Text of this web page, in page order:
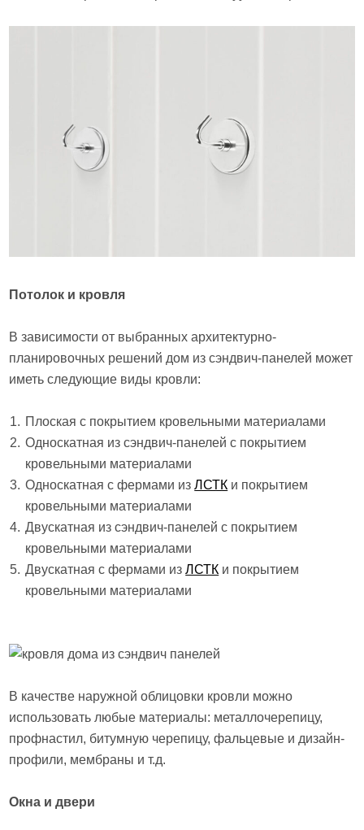
Потолок и кровля
В зависимости от выбранных архитектурно-
планировочных решений дом из сэндвич-панелей может
иметь следующие виды кровли:
Плоская с покрытием кровельными материалами
Односкатная из сэндвич-панелей с покрытием
кровельными материалами
Односкатная с фермами изЛСТК и покрытием
кровельными материалами
Двускатная из сэндвич-панелей с покрытием
кровельными материалами
Двускатная с фермами изЛСТК и покрытием
кровельными материалами
В качестве наружной облицовки кровли можно
использовать любые материалы: металлочерепицу,
профнастил, битумную черепицу, фальцевые и дизайн-
профили, мембраны и т.д.
Окна и двери